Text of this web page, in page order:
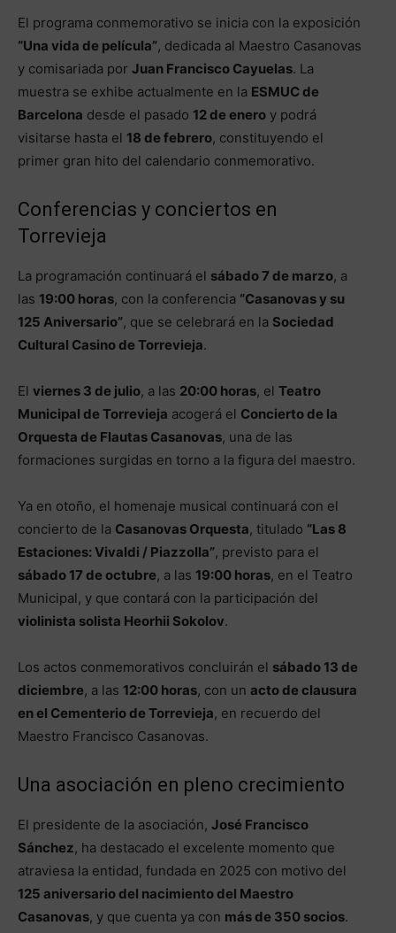
El programa conmemorativo se inicia con la exposición
“Una vida de película”, dedicada al Maestro Casanovas
y comisariada por Juan Francisco Cayuelas. La
muestra se exhibe actualmente en la ESMUC de
Barcelona desde el pasado 12 de enero y podrá
visitarse hasta el 18 de febrero, constituyendo el
primer gran hito del calendario conmemorativo.
Conferencias y conciertos en
Torrevieja
La programación continuará el sábado 7 de marzo, a
las 19:00 horas, con la conferencia “Casanovas y su
125 Aniversario”, que se celebrará en la Sociedad
Cultural Casino de Torrevieja.
El viernes 3 de julio, a las 20:00 horas, el Teatro
Municipal de Torrevieja acogerá el Concierto de la
Orquesta de Flautas Casanovas, una de las
formaciones surgidas en torno a la figura del maestro.
Ya en otoño, el homenaje musical continuará con el
concierto de la Casanovas Orquesta, titulado “Las 8
Estaciones: Vivaldi / Piazzolla”, previsto para el
sábado 17 de octubre, a las 19:00 horas, en el Teatro
Municipal, y que contará con la participación del
violinista solista Heorhii Sokolov.
Los actos conmemorativos concluirán el sábado 13 de
diciembre, a las 12:00 horas, con un acto de clausura
en el Cementerio de Torrevieja, en recuerdo del
Maestro Francisco Casanovas.
Una asociación en pleno crecimiento
El presidente de la asociación, José Francisco
Sánchez, ha destacado el excelente momento que
atraviesa la entidad, fundada en 2025 con motivo del
125 aniversario del nacimiento del Maestro
Casanovas, y que cuenta ya con más de 350 socios.